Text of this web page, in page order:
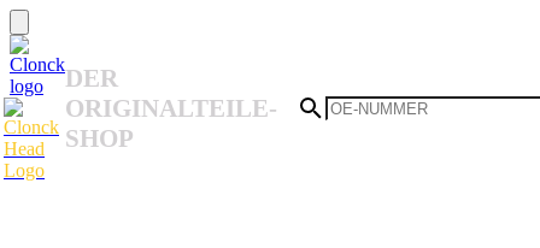
DER
ORIGINALTEILE-
SHOP